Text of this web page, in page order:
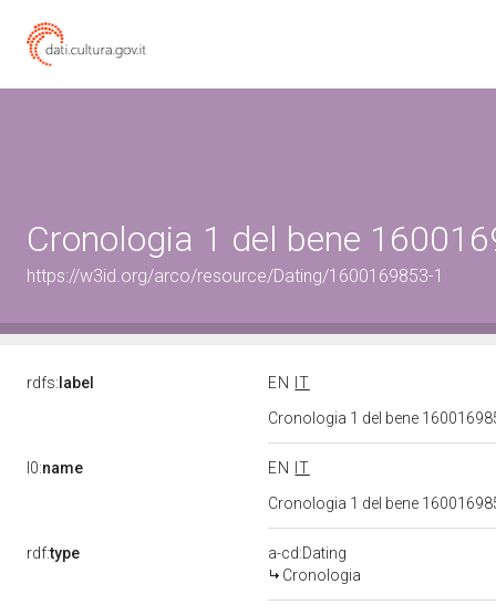
Cronologia 1 del bene
https://w3id.org/arco/resource/Dating/1600169853-1
rdfs: label EN
IT
Cronologia 1 del bene
l0:name EN
IT
Cronologia 1 del bene
rdf:type
a-cd:Dating
Cronologia